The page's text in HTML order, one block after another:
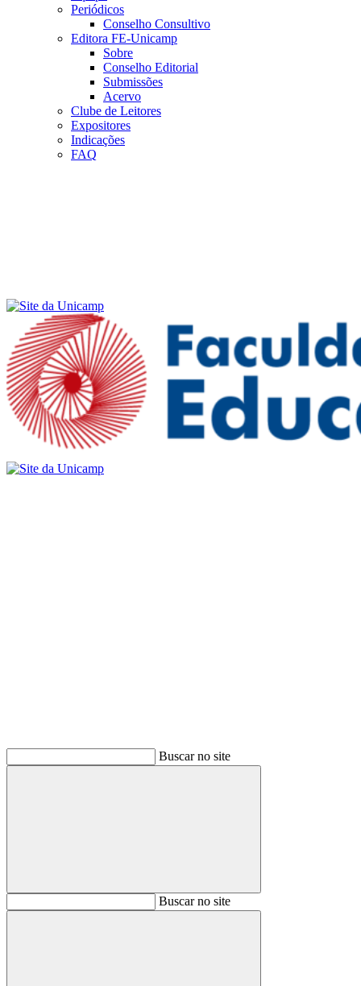
Periódicos
Conselho Consultivo
Editora FE-Unicamp
Sobre
Conselho Editorial
Submissões
Acervo
Clube de Leitores
Expositores
Indicações
FAQ
Buscar no site
BuscarBuscar no site